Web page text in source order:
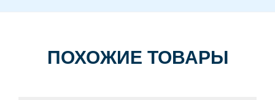
ПОХОЖИЕ ТОВАРЫ